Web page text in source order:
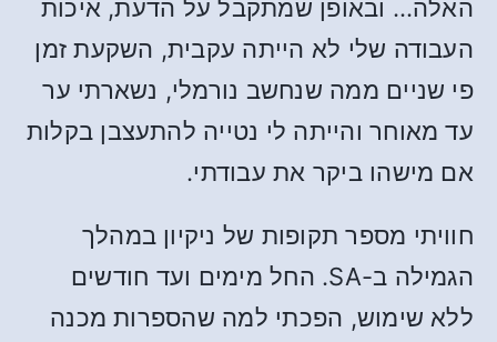
האלה… ובאופן שמתקבל על הדעת, איכות
העבודה שלי לא הייתה עקבית, השקעת זמן
פי שניים ממה שנחשב נורמלי, נשארתי ער
עד מאוחר והייתה לי נטייה להתעצבן בקלות
אם מישהו ביקר את עבודתי.
חוויתי מספר תקופות של ניקיון במהלך
הגמילה ב-SA. החל מימים ועד חודשים
ללא שימוש, הפכתי למה שהספרות מכנה